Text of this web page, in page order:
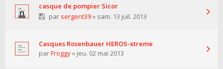
casque de pompier Sicor
par sergent39» sam. 13 juil. 2013
Casques Rosenbauer HEROS-xtreme
parFroggy» jeu. 02 mai 2013